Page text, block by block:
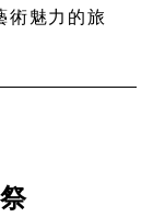
術魅力的旅